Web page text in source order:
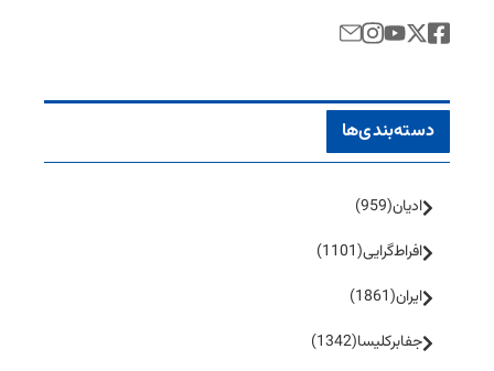
دسته‌بندی‌ها
ادیان(959)
افراط‌گرایی(1101)
ایران(1861)
جفا‌بر‌کلیسا(1342)